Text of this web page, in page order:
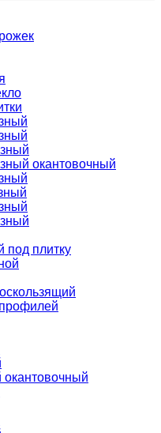
окантовочный
плитку